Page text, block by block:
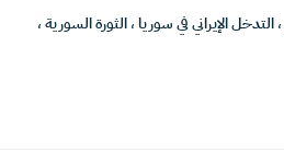
،التدخل الإيراني في سوريا،الثورة السورية،